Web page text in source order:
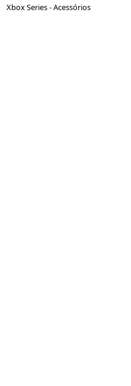
Xbox Series - Acessórios